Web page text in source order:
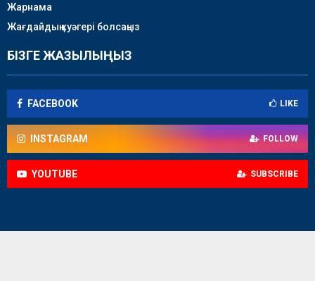
Жарнама
Жағдайдың куәгері болсаңыз
БІЗГЕ ЖАЗЫЛЫҢЫЗ
FACEBOOK LIKE
INSTAGRAM FOLLOW
YOUTUBE SUBSCRIBE